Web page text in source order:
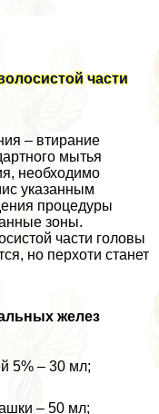
части
– втирание
мытья
необходимо
указанным
процедуры
зоны.
части головы
но перхоти станет
желез
5% – 30 мл;
– 50 мл;